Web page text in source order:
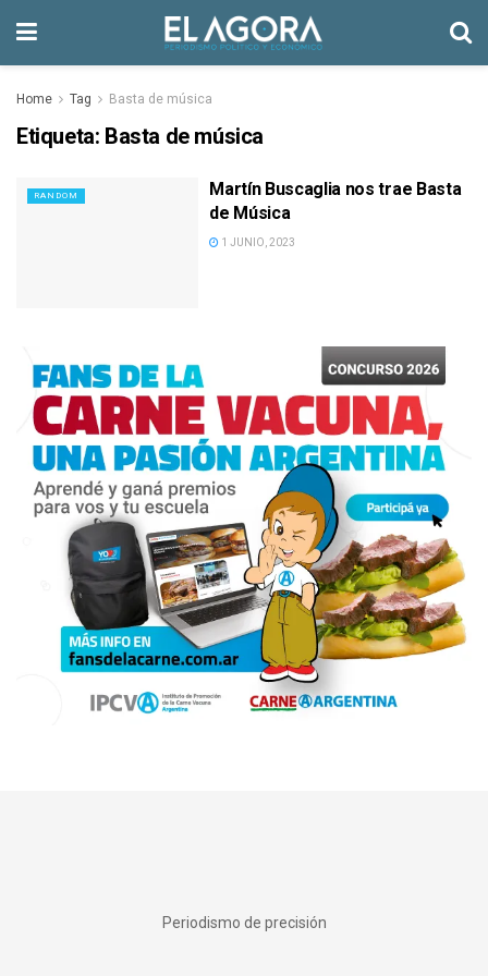
Home Tag Basta de música
Etiqueta: Basta de música
RANDOM
Martín Buscaglia nos trae Basta
de Música
1 JUNIO, 2023
Periodismo de precisión